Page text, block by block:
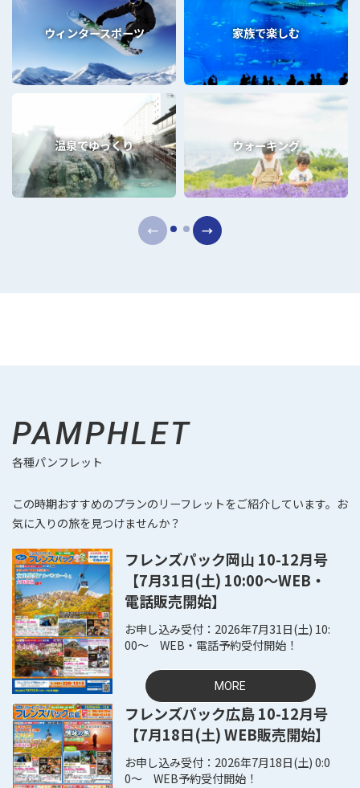
ウィンタースポーツ
温泉でゆっくり
家族で楽しむ
ウォーキング
PAMPHLET
各種パンフレット
この時期おすすめのプランのリーフレットをご紹介しています。お
気に入りの旅を見つけませんか？
フレンズパック岡山 10-12月号
【7月31日(土) 10:00～WEB・
電話販売開始】
2026年7月31日(土) 10:
00～ WEB・電話予約受付開始！
MORE
フレンズパック広島 10-12月号
【7月18日(土) WEB販売開始】
2026年7月18日(土) 0:0
0～ WEB予約受付開始！